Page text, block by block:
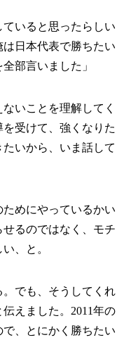
ていると思ったらしい
日本代表で勝ちたい
部言いました」
いことを理解してく
受けて、強くなりた
いから、いま話して
めにやっているかい
るのではなく、モチ
、と。
。でも、そうしてくれ
えました。2011年の
、とにかく勝ちたい